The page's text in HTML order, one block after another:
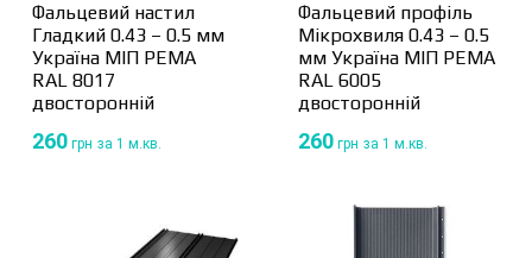
Фальцевий настил
Гладкий 0.43 – 0.5 мм
Україна МІП PEMA
RAL 8017
двосторонній
260 грн за 1 м.кв.
Фальцевий профіль
Мікрохвиля 0.43 – 0.5
мм Україна МІП PEMA
RAL 6005
двосторонній
260 грн за 1 м.кв.